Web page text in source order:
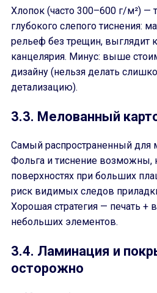
Хлопок (часто 300–600 г/м²) —
глубокого слепого тиснения:
рельеф без трещин, выглядит
канцелярия. Минус: выше
дизайну (нельзя делать
детализацию).
3.3. Мелованный
Самый распространенный для
Фольга и тиснение возможны,
поверхностях при больших
риск видимых следов
Хорошая стратегия — печать +
небольших элементов.
3.4. Ламинация и
осторожно